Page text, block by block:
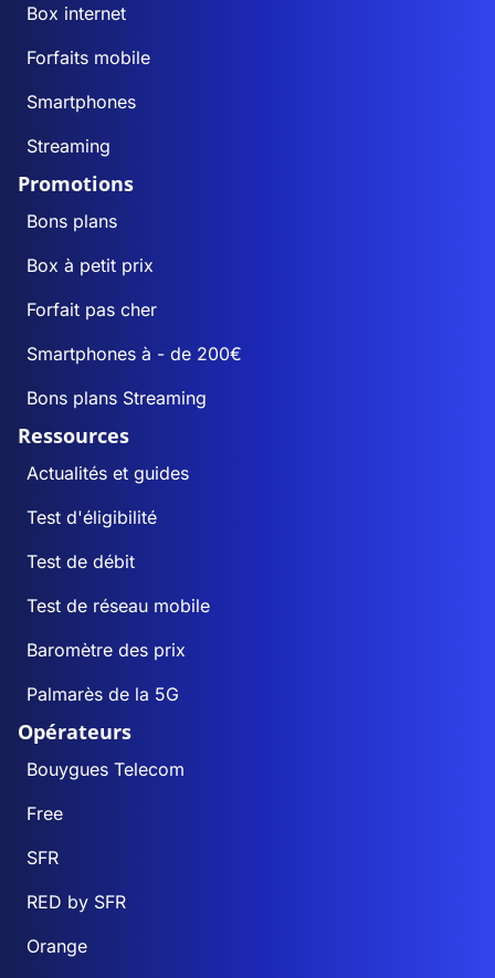
Box internet
Forfaits mobile
Smartphones
Streaming
Promotions
Bons plans
Box à petit prix
Forfait pas cher
Smartphones à - de 200€
Bons plans Streaming
Ressources
Actualités et guides
Test d'éligibilité
Test de débit
Test de réseau mobile
Baromètre des prix
Palmarès de la 5G
Opérateurs
Bouygues Telecom
Free
SFR
RED by SFR
Orange